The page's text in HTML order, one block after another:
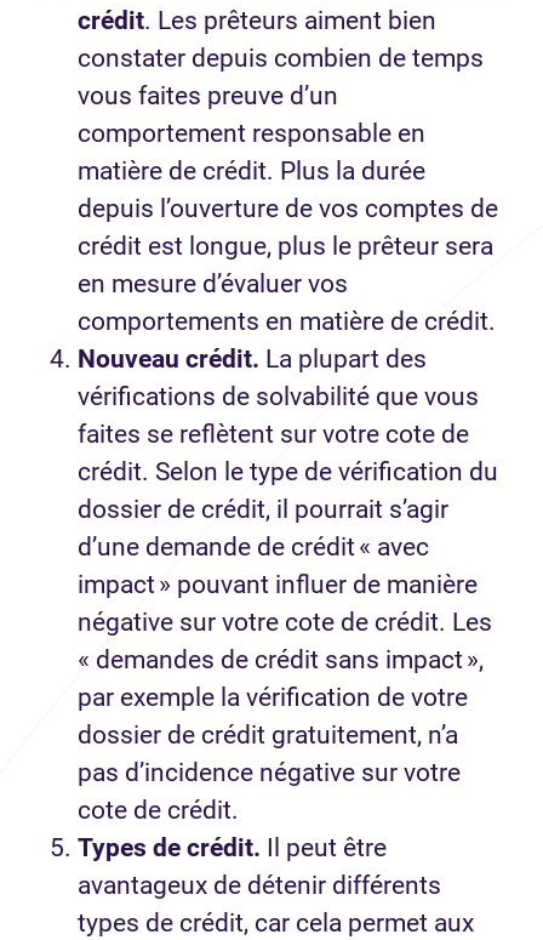
crédit. Les prêteurs aiment bien
constater depuis combien de temps
vous faites preuve d’un
comportement responsable en
matière de crédit. Plus la durée
depuis l’ouverture de vos comptes de
crédit est longue, plus le prêteur sera
en mesure d’évaluer vos
comportements en matière de crédit.
Nouveau crédit. La plupart des
vérifications de solvabilité que vous
faites se reflètent sur votre cote de
crédit. Selon le type de vérification du
dossier de crédit, il pourrait s’agir
d’une demande de crédit « avec
impact » pouvant influer de manière
négative sur votre cote de crédit. Les
« demandes de crédit sans impact »,
par exemple la vérification de votre
dossier de crédit gratuitement, n’a
pas d’incidence négative sur votre
cote de crédit.
Types de crédit. Il peut être
avantageux de détenir différents
types de crédit, car cela permet aux